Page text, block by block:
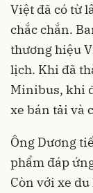
Việt đã có từ
chắc chắn.
thương hiệu
lịch. Khi đã
Minibus, khi
xe bán tải và
Ông Dương
phẩm đáp
Còn với xe